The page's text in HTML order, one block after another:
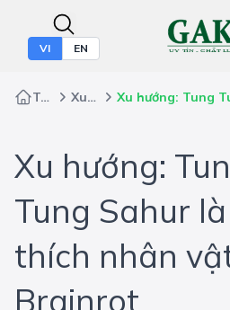
VI EN
Trang chủ Xu Hướng
Xu hướng:
Tung Sahur
thích nhân
Brainrot